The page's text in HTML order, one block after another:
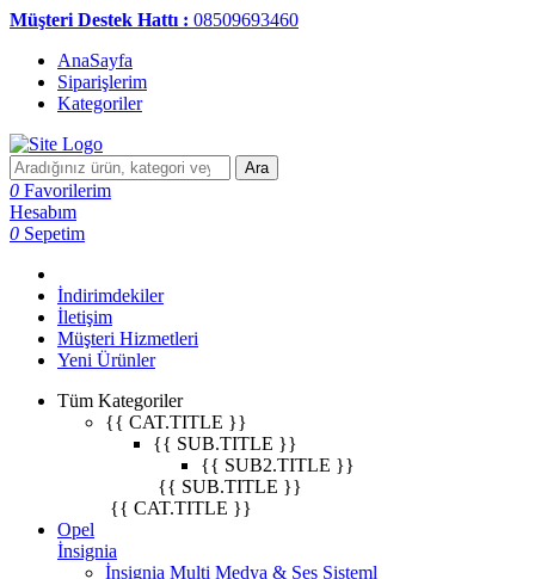
Müşteri Destek Hattı : 08509693460
AnaSayfa
Siparişlerim
Kategoriler
Ara
0 Favorilerim
Hesabım
0 Sepetim
İndirimdekiler
İletişim
Müşteri Hizmetleri
Yeni Ürünler
Tüm Kategoriler
{{ CAT.TITLE }}
{{ SUB.TITLE }}
{{ SUB2.TITLE }}
{{ SUB.TITLE }}
{{ CAT.TITLE }}
Opel
İnsignia
İnsignia Multi Medya & Ses Sisteml